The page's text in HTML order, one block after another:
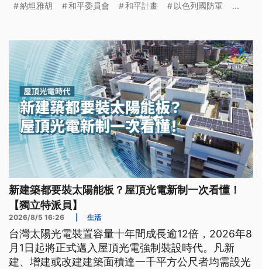
納坦雅胡 和平委員會 和平計畫 以色列國防軍 ...
新建築都要裝太陽能板？屋頂光電新制一次看懂！
【獨立特派員】
2026/8/5 16:26 生活
台灣太陽光電裝置容量十年間成長逾12倍，2026年8
月1日起將正式邁入屋頂光電強制裝設時代。凡新
建、增建或改建建築面積達一千平方公尺者均需設光